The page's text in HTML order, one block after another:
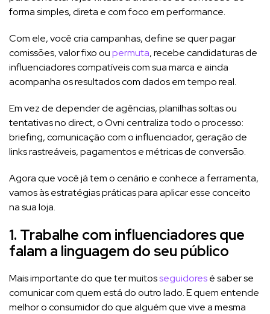
forma simples, direta e com foco em performance.
Com ele, você cria campanhas, define se quer pagar
comissões, valor fixo oupermuta, recebe candidaturas de
influenciadores compatíveis com sua marca e ainda
acompanha os resultados com dados em tempo real.
Em vez de depender de agências, planilhas soltas ou
tentativas no direct, o Ovni centraliza todo o processo:
briefing, comunicação com o influenciador, geração de
links rastreáveis, pagamentos e métricas de conversão.
Agora que você já tem o cenário e conhece a ferramenta,
vamos às estratégias práticas para aplicar esse conceito
na sua loja.
1. Trabalhe com influenciadores que
falam a linguagem do seu público
Mais importante do que ter muitosseguidoresé saber se
comunicar com quem está do outro lado. E quem entende
melhor o consumidor do que alguém que vive a mesma